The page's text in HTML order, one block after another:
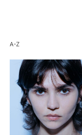
A-Z